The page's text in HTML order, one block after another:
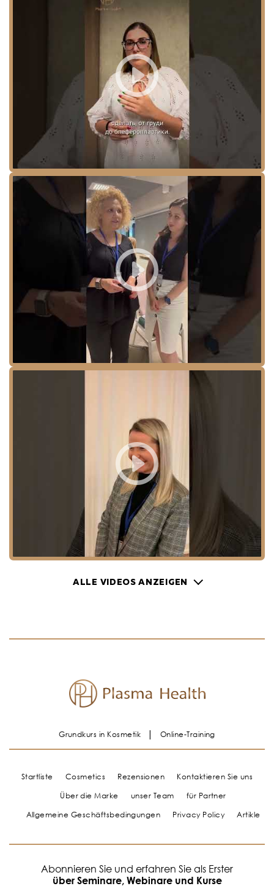
ALLE VIDEOS ANZEIGEN
Grundkurs in Kosmetik Online-Training
Startliste Cosmetics Rezensionen Kontaktieren Sie uns
Über die Marke unser Team für Partner
Allgemeine Geschäftsbedingungen Privacy Policy Artikle
Abonnieren Sie und erfahren Sie als Erster
über Seminare, Webinare und Kurse